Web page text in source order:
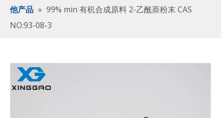
他产品 » 99% min 有机合成原料 2-乙酰萘粉末 CAS
NO:93-08-3